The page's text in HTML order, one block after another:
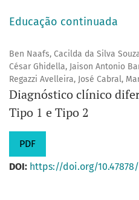
Educação continuada
Ben Naafs, Cacilda da Silva
César Ghidella, Jaison Antonio
Regazzi Avelleira, José Cabral,
Diagnóstico clínico
Tipo 1 e Tipo 2
PDF
DOI: https://doi.org/10.47878/